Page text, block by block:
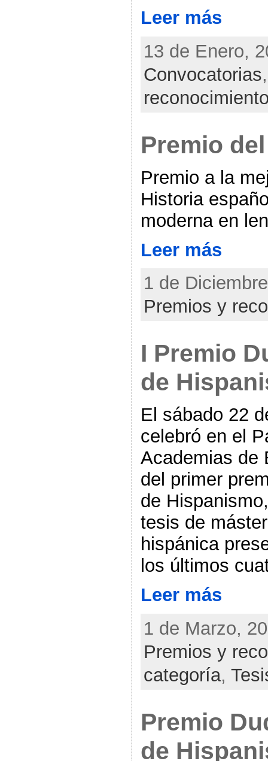
Leer más
13 de Enero,
Convocatorias
Premio
Premio a la
Historia
moderna en
Leer más
1 de
Premios y
I Premio
de
El sábado 22
celebró en el
Academias de
del primer
de
tesis de
hispánica
los últimos
Leer más
1 de Marzo,
Premios y
categoría,
Premio
de